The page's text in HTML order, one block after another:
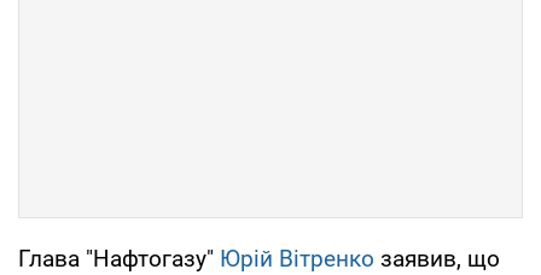
Глава "Нафтогазу" Юрій Вітренко заявив, що